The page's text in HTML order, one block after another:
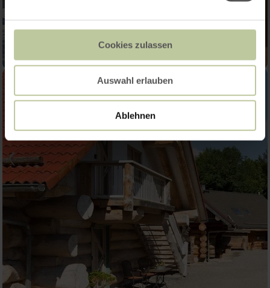
Cookies zulassen
Auswahl erlauben
Ablehnen